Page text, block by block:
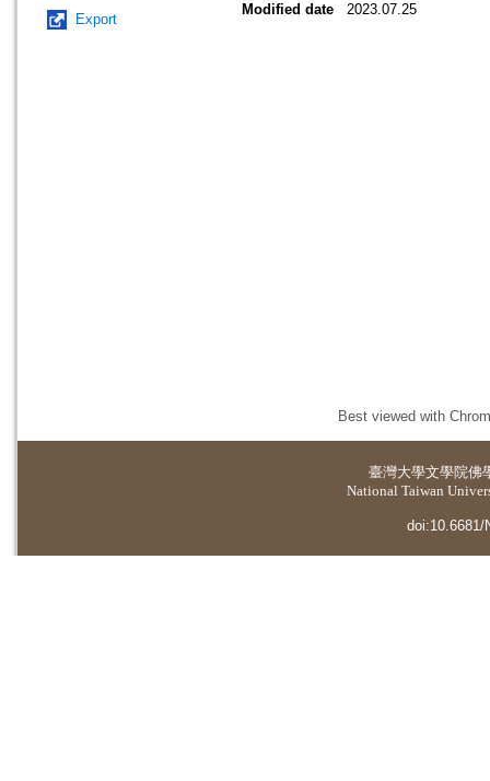
Export
Modified date
2023.07.25
Best viewed with
臺灣大學文學院佛
National Taiwan
doi:10.6681/